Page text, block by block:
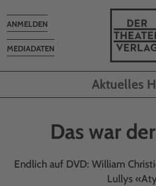
MEDIADATEN
Toggle
navigation
ANMELDEN
Aktuelles
Das war
Endlich auf DVD: William
Lullys